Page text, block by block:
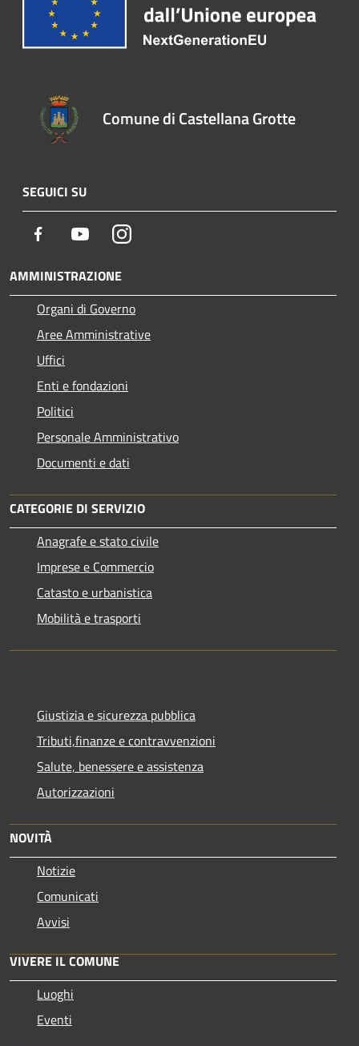
Comune di Castellana Grotte
SEGUICI SU
Facebook YoutubeInstagram
AMMINISTRAZIONE
Organi di Governo
Aree Amministrative
Uffici
Enti e fondazioni
Politici
Personale Amministrativo
Documenti e dati
CATEGORIE DI SERVIZIO
Anagrafe e stato civile
Imprese e Commercio
Catasto e urbanistica
Mobilità e trasporti
Giustizia e sicurezza pubblica
Tributi,finanze e contravvenzioni
Salute, benessere e assistenza
Autorizzazioni
NOVITÀ
Notizie
Comunicati
Avvisi
VIVERE IL COMUNE
Luoghi
Eventi